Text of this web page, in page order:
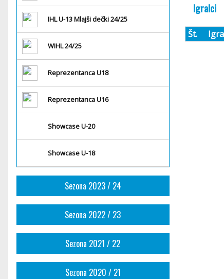
IHL U-13 Mlajši dečki 24/25
WIHL 24/25
Reprezentanca U18
Reprezentanca U16
Showcase U-20
Showcase U-18
Sezona 2023 / 24
Sezona 2022 / 23
Sezona 2021 / 22
Sezona 2020 / 21
Igralci
Št.